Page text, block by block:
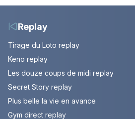
10
Replay
Tirage du Loto replay
Keno replay
Les douze coups de midi replay
Secret Story replay
Plus belle la vie en avance
Gym direct replay